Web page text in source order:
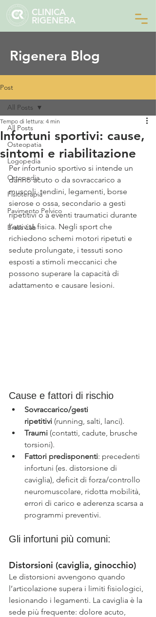
CLINICA
RIGENERA
Rigenera Blog
Post
All Posts
Osteopatia
Logopedia
Ortopedia
Fisioterapia
Pavimento Pelvico
Brass Lab
All Posts
Infortuni sportivi: cause,
sintomi e riabilitazione
Tempo di lettura: 4 min
Per infortunio sportivo si intende un
danno acuto o da sovraccarico a
muscoli, tendini, legamenti, borse
sierose o ossa, secondario a gesti
ripetitivi o a eventi traumatici durante
l’attività fisica. Negli sport che
richiedono schemi motori ripetuti e
sedute prolungate, i tessuti sono
esposti a stimoli meccanici che
possono superare la capacità di
adattamento e causare lesioni.
Cause e fattori di rischio
Sovraccarico/gesti
ripetitivi (running, salti, lanci).
Traumi (contatti, cadute, brusche
torsioni).
Fattori predisponenti: precedenti
infortuni (es. distorsione di
caviglia), deficit di forza/controllo
neuromuscolare, ridotta mobilità,
errori di carico e aderenza scarsa a
programmi preventivi.
Gli infortuni più comuni:
Distorsioni (caviglia, ginocchio)
Le distorsioni avvengono quando
l’articolazione supera i limiti fisiologici,
lesionando i legamenti. La caviglia è la
sede più frequente: dolore acuto,